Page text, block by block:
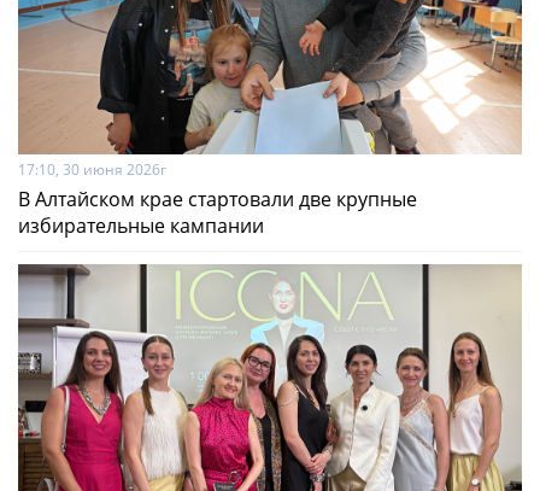
17:10, 30 июня 2026г
В Алтайском крае стартовали две крупные
избирательные кампании